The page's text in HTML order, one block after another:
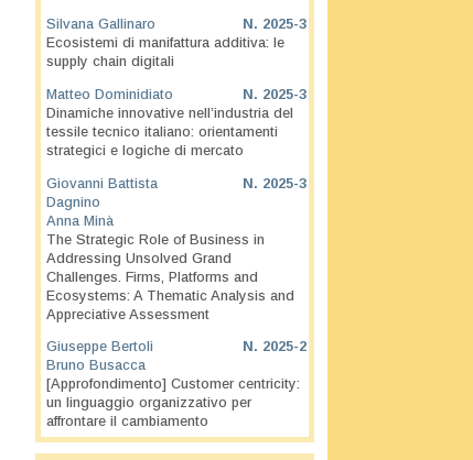
N. 2025-3
Silvana Gallinaro
Ecosistemi di manifattura additiva: le
supply chain digitali
N. 2025-3
Matteo Dominidiato
Dinamiche innovative nell’industria del
tessile tecnico italiano: orientamenti
strategici e logiche di mercato
N. 2025-3
Giovanni Battista
Dagnino
Anna Minà
The Strategic Role of Business in
Addressing Unsolved Grand
Challenges. Firms, Platforms and
Ecosystems: A Thematic Analysis and
Appreciative Assessment
N. 2025-2
Giuseppe Bertoli
Bruno Busacca
[Approfondimento] Customer centricity:
un linguaggio organizzativo per
affrontare il cambiamento